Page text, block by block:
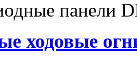
панели
ходовые